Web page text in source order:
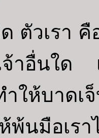
ด ตัวเรา
จ้าอื่นใ
ำให้บาดเ
พ้นมือเรา